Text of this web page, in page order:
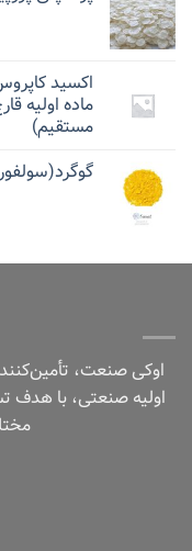
ماده اولیه
مستقیم)
اوکی صنعت،
اولیه صنعتی، با هدف